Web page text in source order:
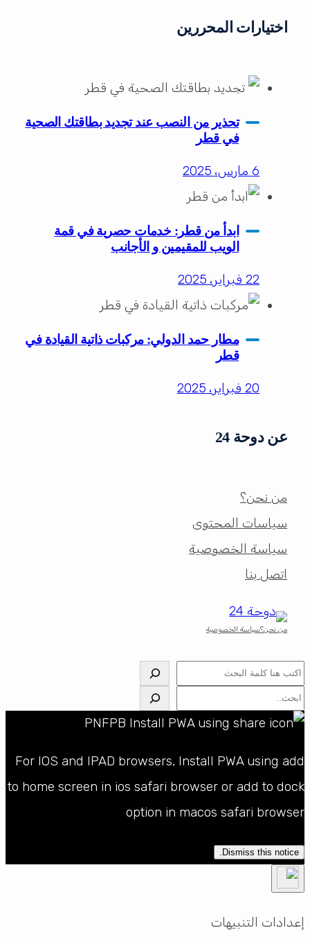
اختيارات المحررين
تحذير من النصب عند تجديد بطاقتك الصحية
في قطر
6 مارس، 2025
ابدأ من قطر: خدمات حصرية في قمة
الويب للمقيمين و الأجانب
22 فبراير، 2025
مطار حمد الدولي: مركبات ذاتية القيادة في
قطر
20 فبراير، 2025
عن دوحة 24
من نحن؟
سياسات المحتوى
سياسة الخصوصية
اتصل بنا
من نحن؟سياسة الخصوصية
البحث
البحث
For IOS and IPAD browsers, Install PWA using add
to home screen in ios safari browser or add to dock
option in macos safari browser
Dismiss this notice.
إعدادات التنبيهات